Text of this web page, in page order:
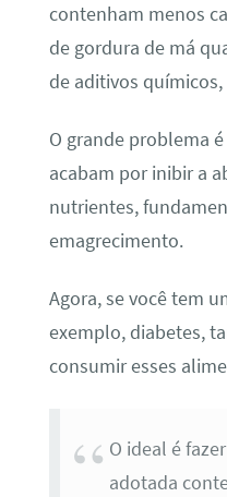
contenham menos
de gordura de má
de aditivos
O grande problema
acabam por inibir a
nutrientes,
emagrecimento.
Agora, se você tem
exemplo, diabetes,
consumir esses
O ideal é
adotada